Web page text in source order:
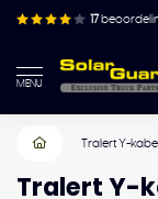
17
MENU
Tralert Y-
Tralert Y-